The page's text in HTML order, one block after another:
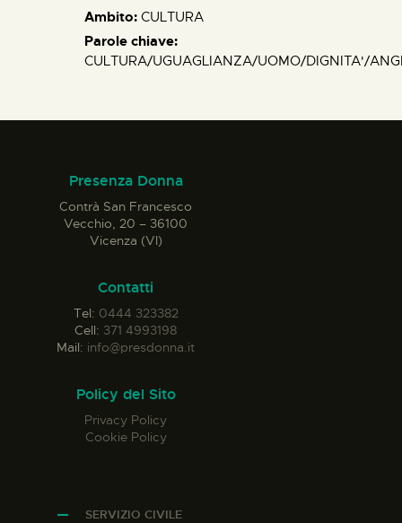
Ambito: CULTURA
Parole chiave:
CULTURA/UGUAGLIANZA/UOMO/DIGNITA'/
Presenza Donna
Contrà San Francesco
Vecchio, 20 – 36100
Vicenza (VI)
Contatti
Tel: 0444 323382
Cell: 371 4993198
Mail: info@presdonna.it
Policy del Sito
Privacy Policy
Cookie Policy
SERVIZIO CIVILE